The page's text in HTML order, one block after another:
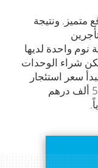
متميز. ونتيجة
واحدة لديها
يبلغ حوالي %7. يمكن شراء الوحدات
سعر استئجار
شقة مكونة من غرفة نوم واحدة من 50 ألف درهم